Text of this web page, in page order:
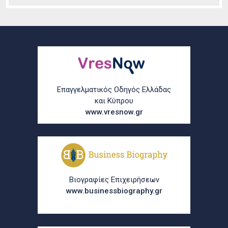
Επαγγελματικός Οδηγός Ελλάδας
και Κύπρου
www.vresnow.gr
Βιογραφίες Επιχειρήσεων
www.businessbiography.gr